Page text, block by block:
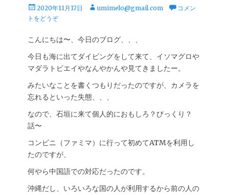
投
稿
2020年11月17日
投 umimelo@gmail.com
コメン
トをどうぞ
こんにちは〜、今日のブログ、、、
今日も海に出てダイビングをして来て、イソマグロや
マダラトビエイやなんやかんや見てきましたー。
みたいなことを書くつもりだったのですが、カメラを
忘れるといった失態、、、
なので、石垣に来て個人的におもしろ？びっくり？
話〜
コンビニ（ファミマ）に行って初めてATMを利用し
たのですが、
何やら中国語での対応だったのです。
沖縄だし、いろいろな国の人が利用するから前の人の